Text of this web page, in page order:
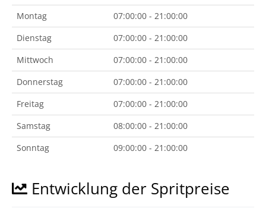
Montag
07:00:00 - 21:00:00
Dienstag
07:00:00 - 21:00:00
Mittwoch
07:00:00 - 21:00:00
Donnerstag
07:00:00 - 21:00:00
Freitag
07:00:00 - 21:00:00
Samstag
08:00:00 - 21:00:00
Sonntag
09:00:00 - 21:00:00
Entwicklung der Spritpreise